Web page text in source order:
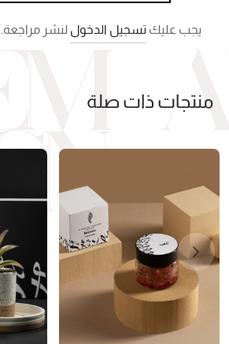
يجب عليك تسجيل الدخول لنشر مراجعة.
منتجات ذات صلة